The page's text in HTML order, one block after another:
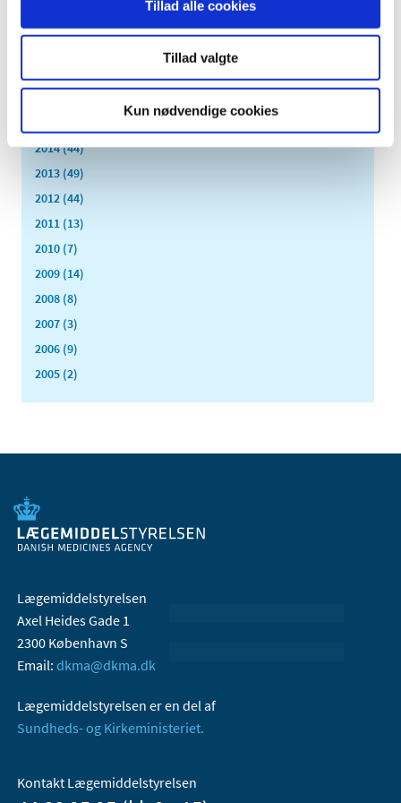
Tillad alle cookies
Tillad valgte
Kun nødvendige cookies
2014 (44)
2013 (49)
2012 (44)
2011 (13)
2010 (7)
2009 (14)
2008 (8)
2007 (3)
2006 (9)
2005 (2)
Lægemiddelstyrelsen
Axel Heides Gade 1
2300 København S
Email: dkma@dkma.dk
Lægemiddelstyrelsen er en del af
Sundheds- og Kirkeministeriet.
Kontakt Lægemiddelstyrelsen